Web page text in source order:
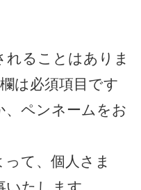
れることはありま
は必須項目です
、ペンネームをお
て、個人さま
たします。